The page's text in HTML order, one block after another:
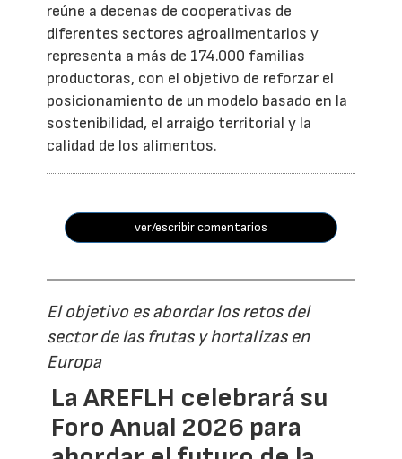
reúne a decenas de cooperativas de
diferentes sectores agroalimentarios y
representa a más de 174.000 familias
productoras, con el objetivo de reforzar el
posicionamiento de un modelo basado en la
sostenibilidad, el arraigo territorial y la
calidad de los alimentos.
ver/escribir comentarios
El objetivo es abordar los retos del
sector de las frutas y hortalizas en
Europa
La AREFLH celebrará su
Foro Anual 2026 para